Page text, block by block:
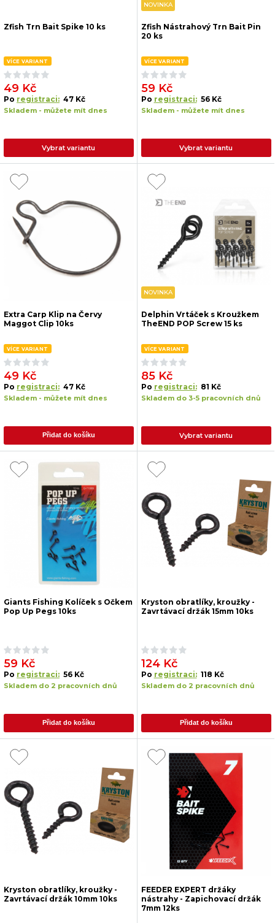
Zfish Trn Bait Spike 10 ks
VÍCE VARIANT
49 Kč
Po registraci: 47 Kč
Skladem - můžete mít dnes
Vybrat variantu
NOVINKA
Zfish Nástrahový Trn Bait Pin
20 ks
VÍCE VARIANT
59 Kč
Po registraci: 56 Kč
Skladem - můžete mít dnes
Vybrat variantu
Extra Carp Klip na Červy
Maggot Clip 10ks
VÍCE VARIANT
49 Kč
Po registraci: 47 Kč
Skladem - můžete mít dnes
Přidat do košíku
NOVINKA
Delphin Vrtáček s Kroužkem
TheEND POP Screw 15 ks
VÍCE VARIANT
85 Kč
Po registraci: 81 Kč
Skladem do 3-5 pracovních dnů
Vybrat variantu
Giants Fishing Kolíček s Očkem
Pop Up Pegs 10ks
59 Kč
Po registraci: 56 Kč
Skladem do 2 pracovních dnů
Přidat do košíku
Kryston obratlíky, kroužky -
Zavrtávací držák 15mm 10ks
124 Kč
Po registraci: 118 Kč
Skladem do 2 pracovních dnů
Přidat do košíku
Kryston obratlíky, kroužky -
Zavrtávací držák 10mm 10ks
FEEDER EXPERT držáky
nástrahy - Zapichovací držák
7mm 12ks